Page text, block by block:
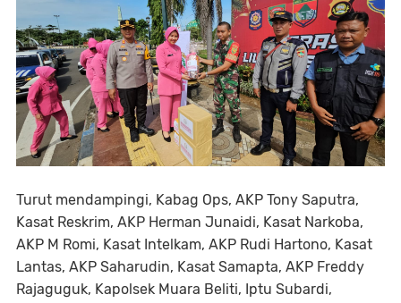
Turut mendampingi, Kabag Ops, AKP Tony Saputra,
Kasat Reskrim, AKP Herman Junaidi, Kasat Narkoba,
AKP M Romi, Kasat Intelkam, AKP Rudi Hartono, Kasat
Lantas, AKP Saharudin, Kasat Samapta, AKP Freddy
Rajaguguk, Kapolsek Muara Beliti, Iptu Subardi,